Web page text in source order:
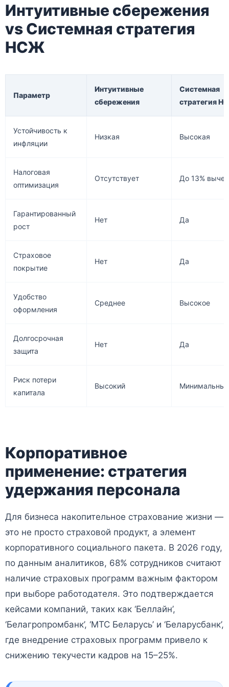
Интуитивные сбережения
vs Системная стратегия
НСЖ
Параметр
Интуитивные
сбережения
Системная
стратегия
Устойчивость к
инфляции
Низкая Высокая
Налоговая
оптимизация
Отсутствует До 13%
Гарантированный
рост
Нет Да
Страховое
покрытие
Нет Да
Удобство
оформления
Среднее Высокое
Долгосрочная
защита
Нет Да
Риск потери
капитала
Высокий Минимальный
Корпоративное
применение: стратегия
удержания персонала
Для бизнеса накопительное страхование жизни —
это не просто страховой продукт, а элемент
корпоративного социального пакета. В 2026 году,
по данным аналитиков, 68% сотрудников считают
наличие страховых программ важным фактором
при выборе работодателя. Это подтверждается
кейсами компаний, таких как ‘Беллайн’,
‘Белагропромбанк’, ‘МТС Беларусь’ и ‘Беларусбанк’,
где внедрение страховых программ привело к
снижению текучести кадров на 15–25%.